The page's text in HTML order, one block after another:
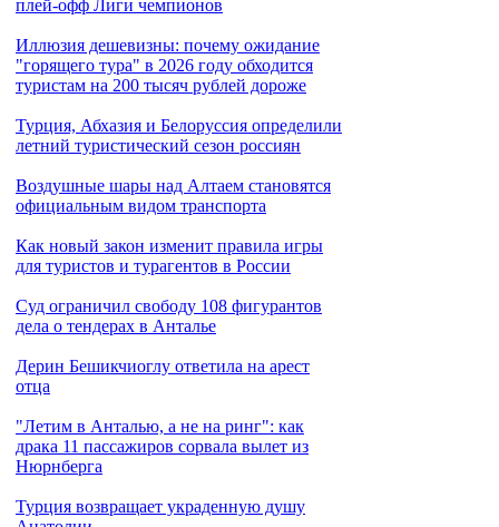
плей-офф Лиги чемпионов
Иллюзия дешевизны: почему ожидание
"горящего тура" в 2026 году обходится
туристам на 200 тысяч рублей дороже
Турция, Абхазия и Белоруссия определили
летний туристический сезон россиян
Воздушные шары над Алтаем становятся
официальным видом транспорта
Как новый закон изменит правила игры
для туристов и турагентов в России
Cуд ограничил свободу 108 фигурантов
дела о тендерах в Анталье
Дерин Бешикчиоглу ответила на арест
отца
"Летим в Анталью, а не на ринг": как
драка 11 пассажиров сорвала вылет из
Нюрнберга
Турция возвращает украденную душу